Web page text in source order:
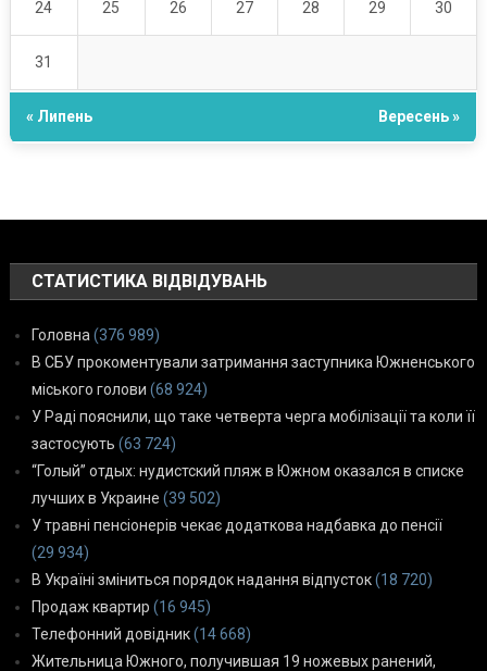
24 25 26 27 28 29 30
31
« Липень Вересень »
СТАТИСТИКА ВІДВІДУВАНЬ
Головна (376 989)
В СБУ прокоментували затримання заступника Южненського
міського голови (68 924)
У Раді пояснили, що таке четверта черга мобілізації та коли її
застосують (63 724)
“Голый” отдых: нудистский пляж в Южном оказался в списке
лучших в Украине (39 502)
У травні пенсіонерів чекає додаткова надбавка до пенсії
(29 934)
В Україні зміниться порядок надання відпусток(18 720)
Продаж квартир (16 945)
Телефонний довідник(14 668)
Жительница Южного, получившая 19 ножевых ранений,